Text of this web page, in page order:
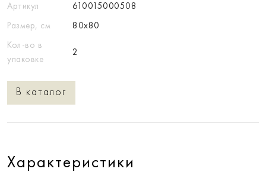
Артикул
610015000508
Размер, см
80x80
Кол-во в
упаковке
2
В каталог
Характеристики